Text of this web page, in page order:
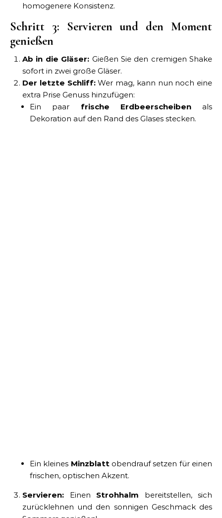
homogenere Konsistenz.
Schritt 3: Servieren und den Moment
genießen
Ab in die Gläser: Gießen Sie den cremigen Shake
sofort in zwei große Gläser.
Der letzte Schliff:Wer mag, kann nun noch eine
extra Prise Genuss hinzufügen:
Ein paar frische Erdbeerscheibenals
Dekoration auf den Rand des Glases stecken.
Ein kleines Minzblattobendrauf setzen für einen
frischen, optischen Akzent.
Servieren: Einen Strohhalm bereitstellen, sich
zurücklehnen und den sonnigen Geschmack des